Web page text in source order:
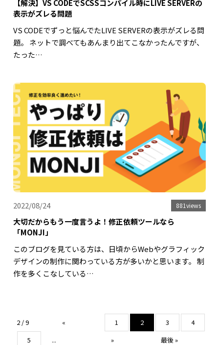
【解決】VS CODEでSCSSコンパイル時にLIVE SERVERの
表示がズレる問題
VS CODEでずっと悩んでたLIVE SERVERの表示がズレる問
題。 ネットで調べてもあんまり出てこなかったんですが、
たった…
大切だからもう一度言うよ！修正依頼ツールなら
「MONJI」
2022/08/24 881views
このブログを見ている方は、日頃からWebやグラフィック
デザインの制作に関わっている方が多いかと思います。 制
作を多くこなしている…
2 / 9 « 1 2 3
4
5
... » 最後 »